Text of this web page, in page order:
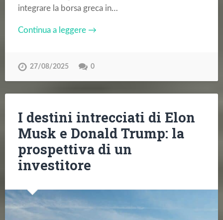
integrare la borsa greca in…
Continua a leggere →
27/08/2025 0
I destini intrecciati di Elon
Musk e Donald Trump: la
prospettiva di un
investitore